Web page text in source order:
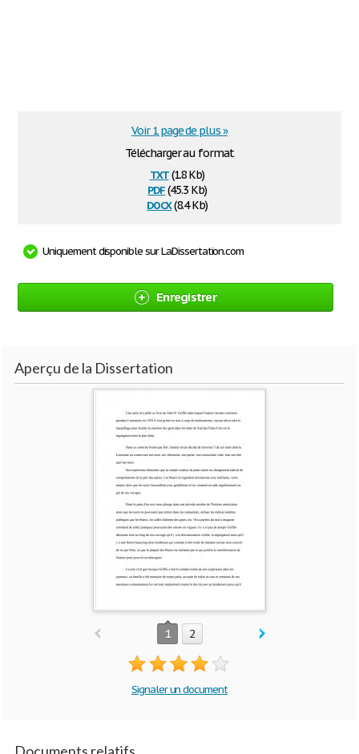
Télécharger au format
txt(1.8 Kb)
pdf(45.3 Kb)
docx(8.4 Kb)
Voir 1 page de plus »
Uniquement disponible sur LaDissertation.com
Enregistrer
Aperçu de la Dissertation
1 2
Signaler un document